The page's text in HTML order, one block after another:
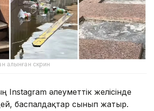
алынған скрин
Instagram әлеуметтік желісінде
баспалдақтар сынып жатыр.